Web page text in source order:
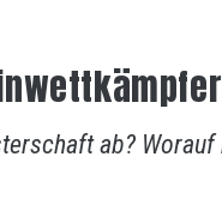
ab? Worauf